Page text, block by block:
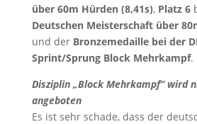
über 60m Hürden (8,41s), Platz 6
Deutschen Meisterschaft über
und der Bronzemedaille bei der
Sprint/Sprung Block Mehrkampf.
Disziplin „Block Mehrkampf“ wird
angeboten
Es ist sehr schade, dass der